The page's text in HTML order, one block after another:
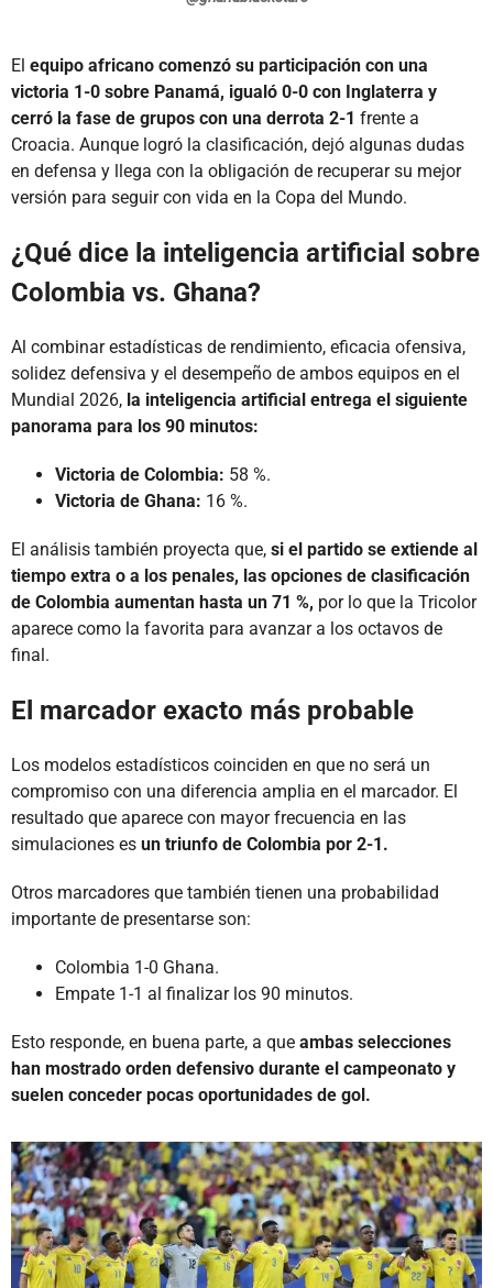
El equipo africano comenzó su participación con una
victoria 1-0 sobre Panamá, igualó 0-0 con Inglaterra y
cerró la fase de grupos con una derrota 2-1 frente a
Croacia. Aunque logró la clasificación, dejó algunas dudas
en defensa y llega con la obligación de recuperar su mejor
versión para seguir con vida en la Copa del Mundo.
¿Qué dice la inteligencia artificial sobre
Colombia vs. Ghana?
Al combinar estadísticas de rendimiento, eficacia ofensiva,
solidez defensiva y el desempeño de ambos equipos en el
Mundial 2026, la inteligencia artificial entrega el siguiente
panorama para los 90 minutos:
Victoria de Colombia: 58 %.
Victoria de Ghana: 16 %.
El análisis también proyecta que, si el partido se extiende al
tiempo extra o a los penales, las opciones de clasificación
de Colombia aumentan hasta un 71 %, por lo que la Tricolor
aparece como la favorita para avanzar a los octavos de
final.
El marcador exacto más probable
Los modelos estadísticos coinciden en que no será un
compromiso con una diferencia amplia en el marcador. El
resultado que aparece con mayor frecuencia en las
simulaciones es un triunfo de Colombia por 2-1.
Otros marcadores que también tienen una probabilidad
importante de presentarse son:
Colombia 1-0 Ghana.
Empate 1-1 al finalizar los 90 minutos.
Esto responde, en buena parte, a que ambas selecciones
han mostrado orden defensivo durante el campeonato y
suelen conceder pocas oportunidades de gol.